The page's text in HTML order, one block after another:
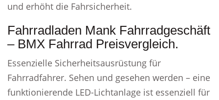
und erhöht die Fahrsicherheit.
Fahrradladen Mank Fahrradgeschäft
– BMX Fahrrad Preisvergleich.
Essenzielle Sicherheitsausrüstung für
Fahrradfahrer. Sehen und gesehen werden – eine
funktionierende LED-Lichtanlage ist essenziell für